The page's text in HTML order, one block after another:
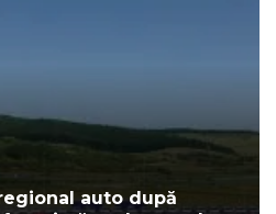
auto după